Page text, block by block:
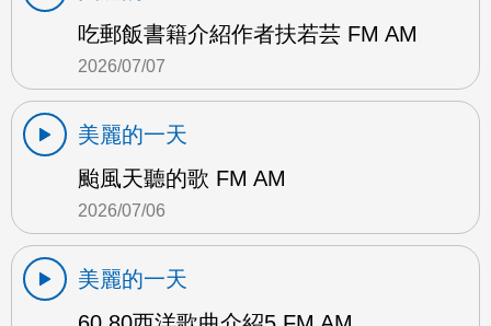
吃郵飯書籍介紹作者扶若芸 FM AM
2026/07/07
美麗的一天
颱風天聽的歌 FM AM
2026/07/06
美麗的一天